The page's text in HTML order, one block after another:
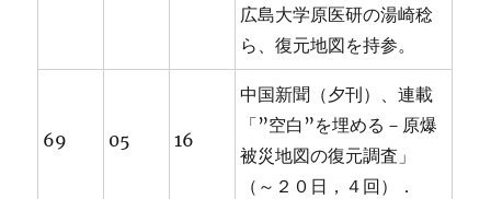
広島大学原医研の湯崎稔
ら、復元地図を持参。
69 05 16
中国新聞（夕刊）、連載
「”空白”を埋める－原爆
被災地図の復元調査」
（～２０日，４回）．